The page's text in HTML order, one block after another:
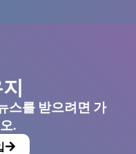
스를 받으려면 가
.